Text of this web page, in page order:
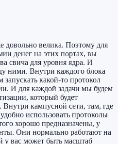
довольно велика. Поэтому для
денег на этих портах, вы
свича для уровня ядра. И
ними. Внутри каждого блока
какой-то протокол
И для каждой задачи мы будем
который будет
Внутри кампусной сети, там, где
использовать протоколы
хорошо предназначены, у
Они нормально работают на
у вас может быть масштаб